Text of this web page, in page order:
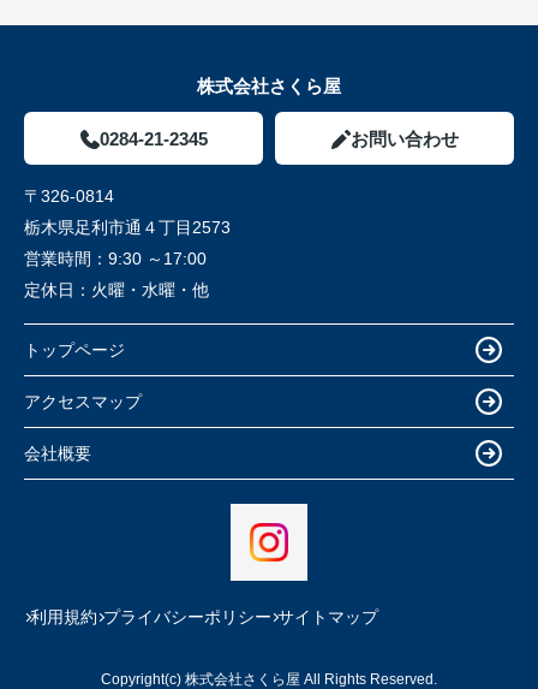
株式会社さくら屋
0284-21-2345 お問い合わせ
〒326-0814
栃木県足利市通４丁目2573
営業時間： 9:30 ～17:00
定休日： 火曜・水曜・他
トップページ
アクセスマップ
会社概要
利用規約 プライバシーポリシー サイトマップ
Copyright(c) 株式会社さくら屋 All Rights Reserved.